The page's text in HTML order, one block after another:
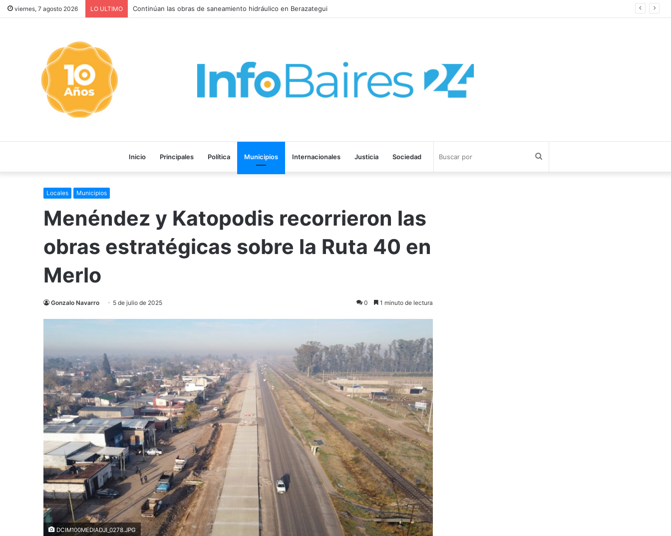
viernes, 7 agosto 2026 LO ULTIMO Con solo el DNI o la patente la Provincia lanzó un asistente virtual para consultar infracciones en segundos
Inicio Principales Política Municipios Internacionales Justicia Sociedad
Locales Municipios
Menéndez y Katopodis recorrieron las
obras estratégicas sobre la Ruta 40 en
Merlo
Gonzalo Navarro 5 de julio de 2025 0 1 minuto de lectura
DCIM100MEDIADJI_0278.JPG